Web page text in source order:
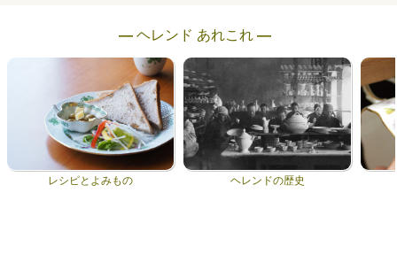
― ヘレンド あれこれ ―
レシピとよみもの ヘレンドの歴史